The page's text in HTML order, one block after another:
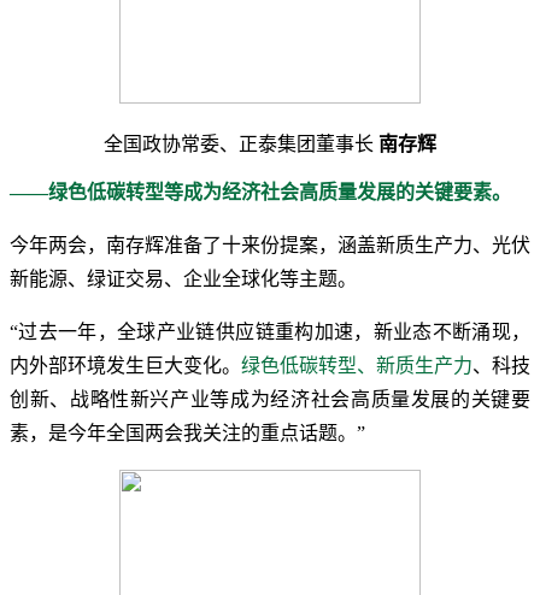
全国政协常委、正泰集团董事长 南存辉
——绿色低碳转型等成为经济社会高质量发展的关键要素。
今年两会，南存辉准备了十来份提案，涵盖新质生产力、光伏
新能源、绿证交易、企业全球化等主题。
“过去一年，全球产业链供应链重构加速，新业态不断涌现，
内外部环境发生巨大变化。 绿色低碳转型、新质生产力、科技
创新、战略性新兴产业等成为经济社会高质量发展的关键要
素，是今年全国两会我关注的重点话题。”